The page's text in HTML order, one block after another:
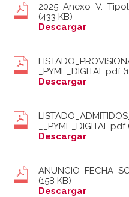
(433 KB)
Descargar
_PYME_DIGITAL.pdf
Descargar
__PYME_DIGITAL.pdf
Descargar
(158 KB)
Descargar